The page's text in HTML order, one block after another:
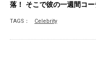
落！ そこで彼の一週間コ
TAGS： Celebrity